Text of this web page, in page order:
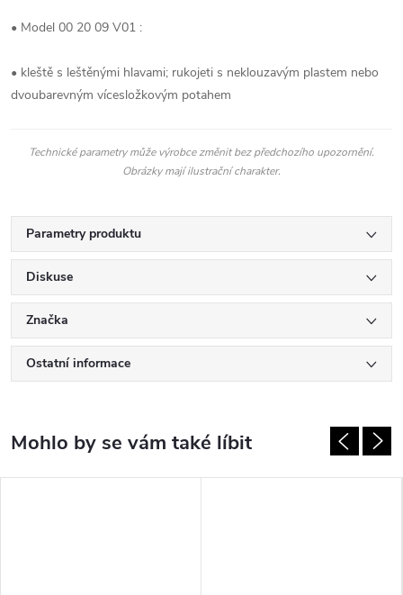
• Model 00 20 09 V01 :
• kleště s leštěnými hlavami; rukojeti s neklouzavým plastem nebo
dvoubarevným vícesložkovým potahem
Technické parametry může výrobce změnit bez předchozího upozornění.
Obrázky mají ilustrační charakter.
Parametry produktu
Diskuse
Značka
Ostatní informace